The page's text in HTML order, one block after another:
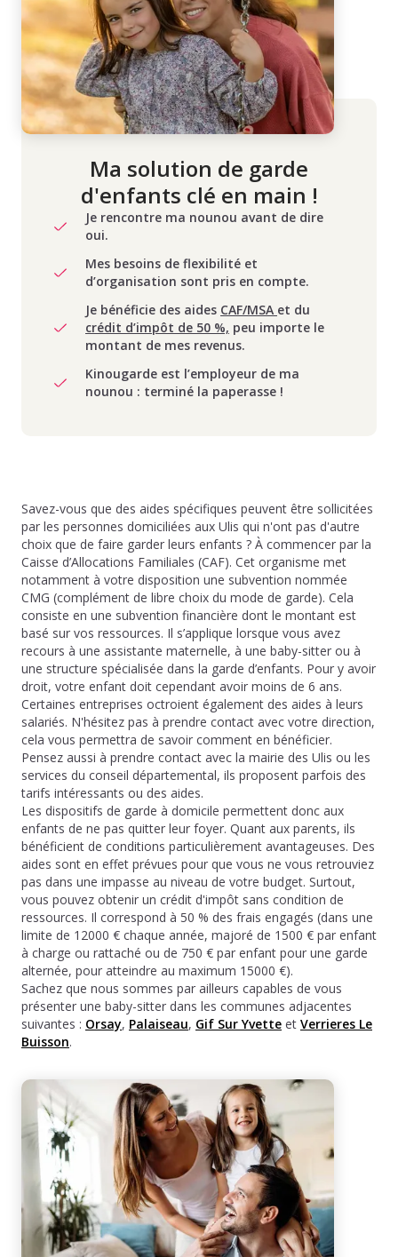
Ma solution de garde
d'enfants clé en main !
Je rencontre ma nounou avant de dire
oui.
Mes besoins de flexibilité et
d’organisation sont pris en compte.
Je bénéficie des aides CAF/MSA et du
crédit d’impôt de 50 %, peu importe le
montant de mes revenus.
Kinougarde est l’employeur de ma
nounou : terminé la paperasse !
Savez-vous que des aides spécifiques peuvent être sollicitées
par les personnes domiciliées aux Ulis qui n'ont pas d'autre
choix que de faire garder leurs enfants ? À commencer par la
Caisse d’Allocations Familiales (CAF). Cet organisme met
notamment à votre disposition une subvention nommée
CMG (complément de libre choix du mode de garde). Cela
consiste en une subvention financière dont le montant est
basé sur vos ressources. Il s’applique lorsque vous avez
recours à une assistante maternelle, à une baby-sitter ou à
une structure spécialisée dans la garde d’enfants. Pour y avoir
droit, votre enfant doit cependant avoir moins de 6 ans.
Certaines entreprises octroient également des aides à leurs
salariés. N'hésitez pas à prendre contact avec votre direction,
cela vous permettra de savoir comment en bénéficier.
Pensez aussi à prendre contact avec la mairie des Ulis ou les
services du conseil départemental, ils proposent parfois des
tarifs intéressants ou des aides.
Les dispositifs de garde à domicile permettent donc aux
enfants de ne pas quitter leur foyer. Quant aux parents, ils
bénéficient de conditions particulièrement avantageuses. Des
aides sont en effet prévues pour que vous ne vous retrouviez
pas dans une impasse au niveau de votre budget. Surtout,
vous pouvez obtenir un crédit d'impôt sans condition de
ressources. Il correspond à 50 % des frais engagés (dans une
limite de 12000 € chaque année, majoré de 1500 € par enfant
à charge ou rattaché ou de 750 € par enfant pour une garde
alternée, pour atteindre au maximum 15000 €).
Sachez que nous sommes par ailleurs capables de vous
présenter une baby-sitter dans les communes adjacentes
suivantes : Orsay, Palaiseau, Gif Sur Yvette et Verrieres Le
Buisson.